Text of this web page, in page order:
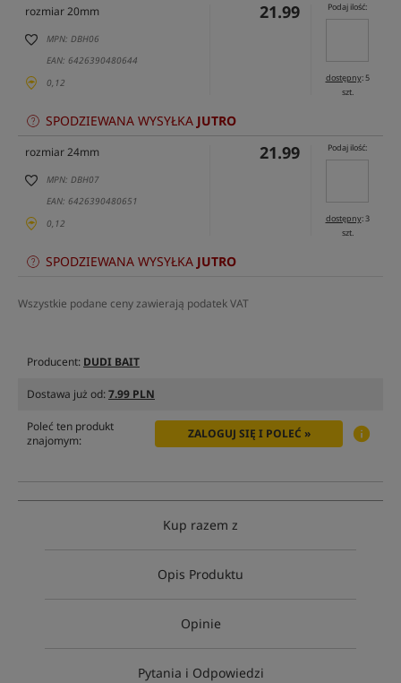
rozmiar 20mm
MPN: DBH06
EAN: 6426390480644
0,12
21.99 Podaj ilość:
dostępny: 5
szt.
SPODZIEWANA WYSYŁKA JUTRO
rozmiar 24mm
MPN: DBH07
EAN: 6426390480651
0,12
21.99 Podaj ilość:
dostępny: 3
szt.
SPODZIEWANA WYSYŁKA JUTRO
Wszystkie podane ceny zawierają podatek VAT
Producent: DUDI BAIT
Dostawa już od:7.99 PLN
Poleć ten produkt
znajomym:
ZALOGUJ SIĘ I POLEĆ »
Kup razem z
Opis Produktu
Opinie
Pytania i Odpowiedzi